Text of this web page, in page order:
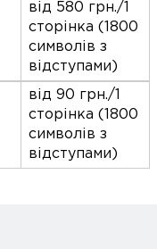
від 580 грн./1
сторінка (1800
символів з
відступами)
від 90 грн./1
сторінка (1800
символів з
відступами)